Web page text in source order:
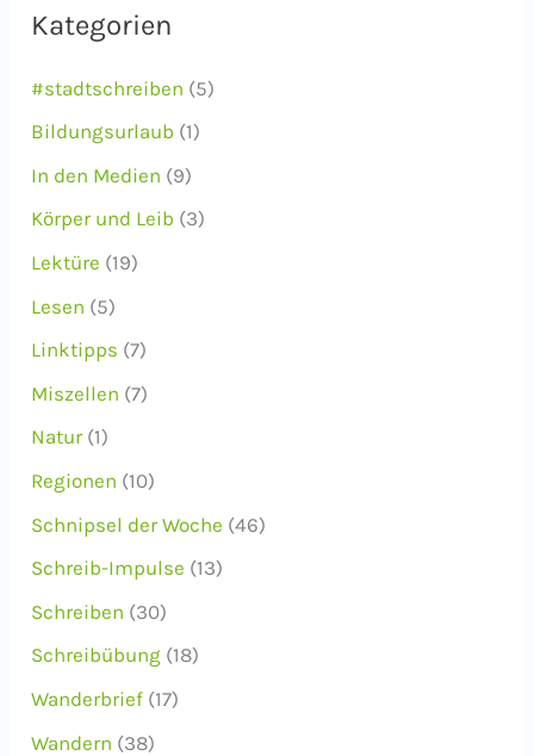
iKategorien
#stadtschreiben (5)
Bildungsurlaub (1)
In den Medien (9)
Körper und Leib (3)
Lektüre (19)
Lesen (5)
Linktipps (7)
Miszellen (7)
Natur(1)
Regionen (10)
Schnipsel der Woche (46)
Schreib-Impulse (13)
Schreiben (30)
Schreibübung (18)
Wanderbrief (17)
Wandern (38)